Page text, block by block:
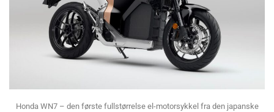
Honda WN7 – den første fullstørrelse el-motorsykkel fra den japanske